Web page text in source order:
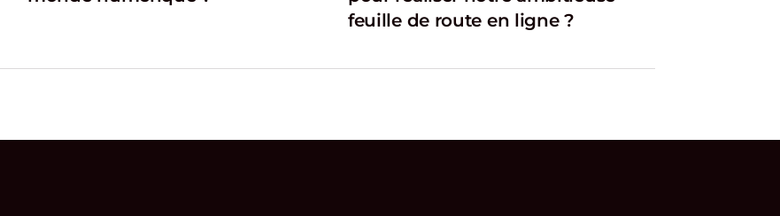
feuille de route en ligne ?